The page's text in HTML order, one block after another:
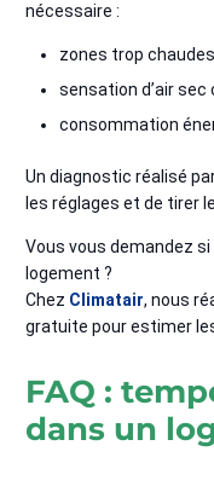
nécessaire :
zones trop
sensation d’air sec
consommation
Un diagnostic réalisé
les réglages et de tirer
Vous vous demandez
logement ?
Chez Climatair, nous
gratuite pour estimer
FAQ :
dans un